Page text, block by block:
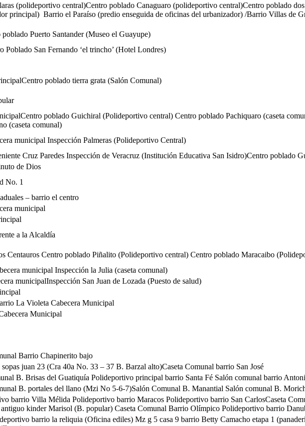
(polideportivo central)Centro poblado Canaguaro (polideportivo central)Centro poblado
principal) Barrio el Paraíso (predio enseguida de oficinas del urbanizador) /Barrio Villas de
Puerto Santander (Museo el Guayupe)
Poblado San Fernando ‘el trincho’ (Hotel Londres)
poblado tierra grata (Salón Comunal)
poblado Guichiral (Polideportivo central) Centro poblado Pachiquaro (caseta
(caseta comunal)
municipal Inspección Palmeras (Polideportivo Central)
Cruz Paredes Inspección de Veracruz (Institución Educativa San Isidro)Centro poblado
de Dios
No. 1
– barrio el centro
municipal
a la Alcaldía
Centauros Centro poblado Piñalito (Polideportivo central) Centro poblado Maracaibo
municipal Inspección la Julia (caseta comunal)
municipalInspección San Juan de Lozada (Puesto de salud)
La Violeta Cabecera Municipal
Municipal
Barrio Chapinerito bajo
juan 23 (Cra 40a No. 33 – 37 B. Barzal alto)Caseta Comunal barrio San José
B. Brisas del Guatiquía Polideportivo principal barrio Santa Fé Salón comunal barrio
B. portales del llano (Mzi No 5-6-7)Salón Comunal B. Manantial Salón comunal B.
barrio Villa Mélida Polideportivo barrio Maracos Polideportivo barrio San CarlosCaseta
kinder Marisol (B. popular) Caseta Comunal Barrio Olímpico Polideportivo barrio
barrio la reliquia (Oficina ediles) Mz g 5 casa 9 barrio Betty Camacho etapa 1